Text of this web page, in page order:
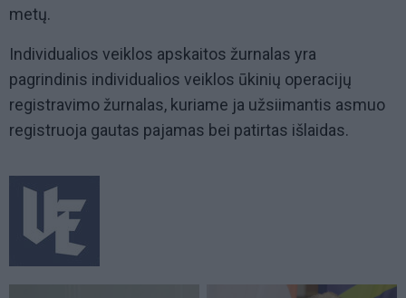
metų.
Individualios veiklos apskaitos žurnalas yra
pagrindinis individualios veiklos ūkinių operacijų
registravimo žurnalas, kuriame ja užsiimantis asmuo
registruoja gautas pajamas bei patirtas išlaidas.